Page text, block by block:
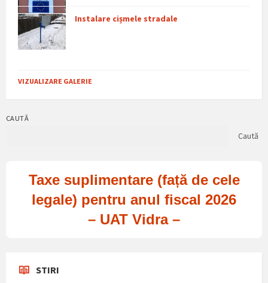
Instalare cișmele stradale
VIZUALIZARE GALERIE
CAUTĂ
Caută
Taxe suplimentare (față de cele
legale) pentru anul fiscal 2026
– UAT Vidra –
STIRI